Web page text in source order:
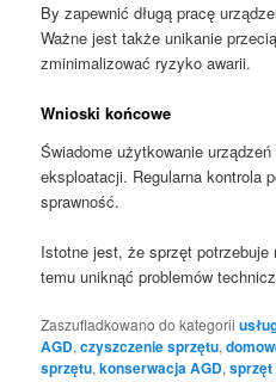
By zapewnić długą pracę
Ważne jest także unikanie
zminimalizować ryzyko awarii.
Wnioski końcowe
Świadome użytkowanie
eksploatacji. Regularna kontrola
sprawność.
Istotne jest, że sprzęt potrzebuje
temu uniknąć problemów
Zaszufladkowano do kategorii
AGD,czyszczenie sprzętu,
sprzętu,konserwacja AGD,sprzęt